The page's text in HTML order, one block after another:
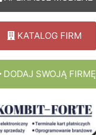
KATALOG FIRM
DODAJ SWOJĄ FIRMĘ